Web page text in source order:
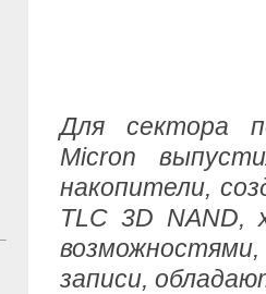
Для сектора
Micron
накопители,
TLC 3D NAND,
записи,